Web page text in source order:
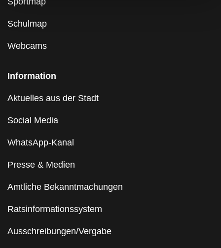
Schulmap
Webcams
Information
Aktuelles aus der Stadt
Social Media
WhatsApp-Kanal
Presse & Medien
Amtliche Bekanntmachungen
Ratsinformationssystem
Ausschreibungen/Vergabe